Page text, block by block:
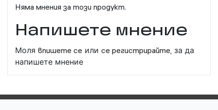
Няма мнения за този продукт.
Напишете мнение
Моля впишете се или се регистрирайте, за да
напишете мнение